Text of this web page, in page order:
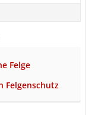
Felge
Felgenschutz